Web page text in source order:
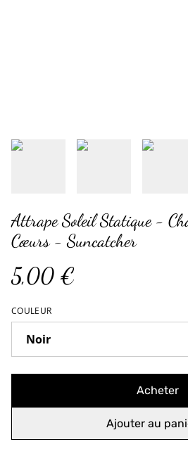
Attrape Soleil Statique -
Cœurs - Suncatcher
5,00 €
COULEUR
Acheter
Ajouter au